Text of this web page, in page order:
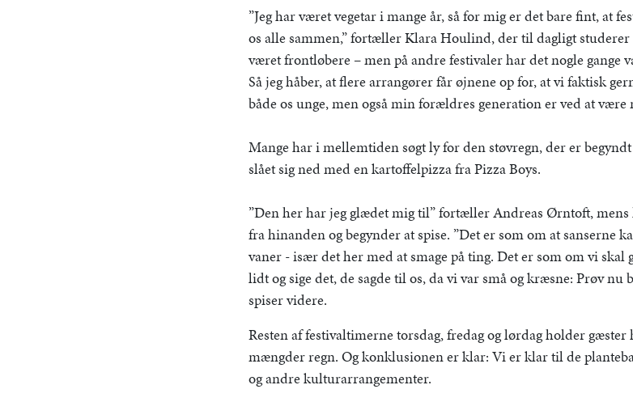
”Jeg har været vegetar i mange år, så for mig er det bare fint, at
os alle sammen,” fortæller Klara Houlind, der til dagligt
været frontløbere – men på andre festivaler har det nogle
Så jeg håber, at flere arrangører får øjnene op for, at vi faktisk
både os unge, men også min forældres generation er ved at være
Mange har i mellemtiden søgt ly for den støvregn, der er
slået sig ned med en kartoffelpizza fra Pizza Boys.
”Den her har jeg glædet mig til” fortæller Andreas Ørntoft,
fra hinanden og begynder at spise. ”Det er som om at sanserne
vaner - især det her med at smage på ting. Det er som om vi
lidt og sige det, de sagde til os, da vi var små og kræsne: Prøv nu
spiser videre.
Resten af festivaltimerne torsdag, fredag og lørdag holder
mængder regn. Og konklusionen er klar: Vi er klar til de
og andre kulturarrangementer.